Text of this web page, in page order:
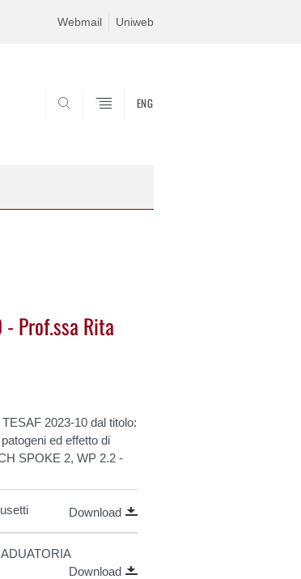
Webmail Uniweb
ENG
- Prof.ssa Rita
2023-10 dal titolo:
ed effetto di
SPOKE 2, WP 2.2 -
Download
Download